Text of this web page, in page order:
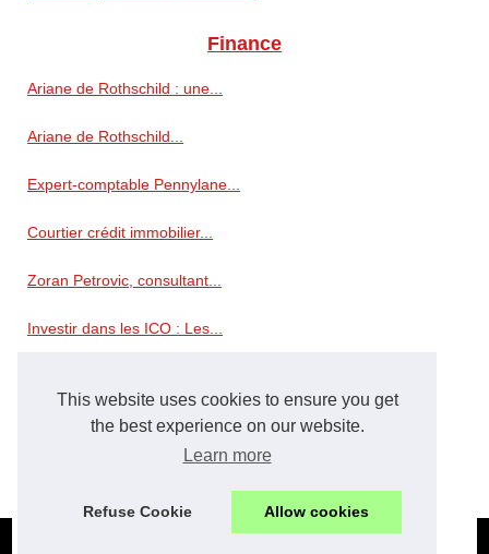
This website uses cookies to ensure you get
the best experience on our website.
Learn more
Refuse Cookie Allow cookies
Finance
Ariane de Rothschild : une...
Ariane de Rothschild...
Expert-comptable Pennylane...
Courtier crédit immobilier...
Zoran Petrovic, consultant...
Investir dans les ICO : Les...
Simulation d'impôt 2026 pour...